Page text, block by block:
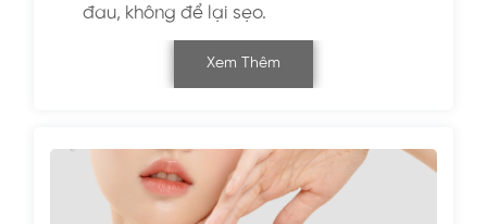
đau, không để lại sẹo.
Xem Thêm